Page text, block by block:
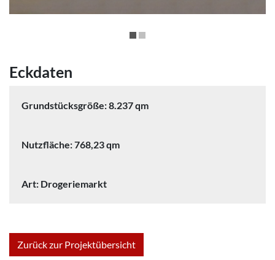
Eckdaten
Grundstücksgröße: 8.237 qm
Nutzfläche: 768,23 qm
Art: Drogeriemarkt
Zurück zur Projektübersicht